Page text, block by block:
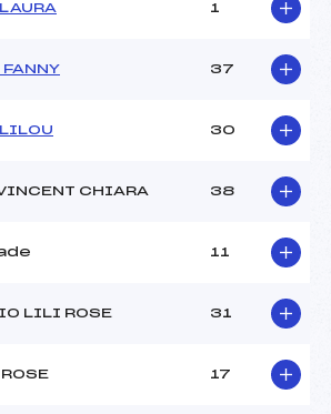
1
37
30
CHIARA 38
11
LILI ROSE 31
17